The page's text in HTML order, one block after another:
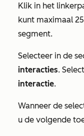
Klik in het
kunt maximaal
segment.
Selecteer in de
interacties.
interactie.
Wanneer de
u de volgende